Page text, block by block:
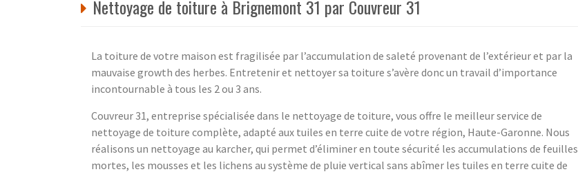
Nettoyage de toiture à Brignemont 31 par Couvreur 31
La toiture de votre maison est fragilisée par l’accumulation de saleté provenant de l’extérieur et par la
mauvaise growth des herbes. Entretenir et nettoyer sa toiture s’avère donc un travail d’importance
incontournable à tous les 2 ou 3 ans.
Couvreur 31, entreprise spécialisée dans le nettoyage de toiture, vous offre le meilleur service de
nettoyage de toiture complète, adapté aux tuiles en terre cuite de votre région, Haute-Garonne. Nous
réalisons un nettoyage au karcher, qui permet d’éliminer en toute sécurité les accumulations de feuilles
mortes, les mousses et les lichens au système de pluie vertical sans abîmer les tuiles en terre cuite de